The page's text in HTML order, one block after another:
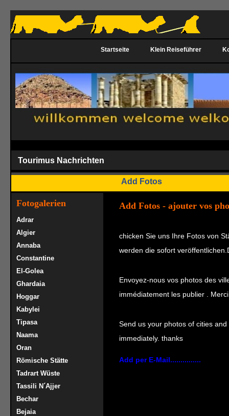
Klein Reiseführer
Startseite
Tourimus Nachrichten
Add Fotos
Fotogalerien
Adrar
Algier
Annaba
Constantine
El-Golea
Ghardaia
Hoggar
Kabylei
Tipasa
Naama
Oran
Römische Stätte
Tadrart Wüste
Tassili N´Ajjer
Bechar
Bejaia
Add Fotos - ajouter vos
chicken Sie uns Ihre Fotos von
werden die sofort
Envoyez-nous vos photos des
immédiatement les publier . Merci
Send us your photos of cities
immediately. thanks
Add per E-Mail...............